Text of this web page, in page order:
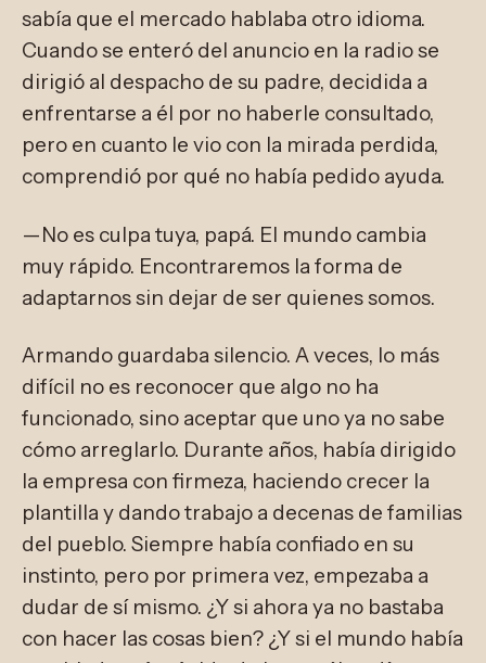
sabía que el mercado hablaba otro idioma.
Cuando se enteró del anuncio en la radio se
dirigió al despacho de su padre, decidida a
enfrentarse a él por no haberle consultado,
pero en cuanto le vio con la mirada perdida,
comprendió por qué no había pedido ayuda.
—No es culpa tuya, papá. El mundo cambia
muy rápido. Encontraremos la forma de
adaptarnos sin dejar de ser quienes somos.
Armando guardaba silencio. A veces, lo más
difícil no es reconocer que algo no ha
funcionado, sino aceptar que uno ya no sabe
cómo arreglarlo. Durante años, había dirigido
la empresa con firmeza, haciendo crecer la
plantilla y dando trabajo a decenas de familias
del pueblo. Siempre había confiado en su
instinto, pero por primera vez, empezaba a
dudar de sí mismo. ¿Y si ahora ya no bastaba
con hacer las cosas bien? ¿Y si el mundo había